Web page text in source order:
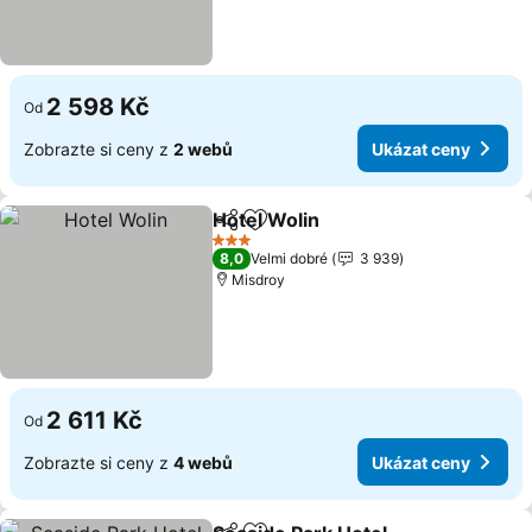
Od 2 598 Kč
Zobrazte si ceny z 2 webů Ukázat ceny
SdíletPřidat na seznam oblíbených
Hotel Wolin
3 Počet hvězdiček
8,0 Velmi dobré
3 939
Misdroy
Od 2 611 Kč
Zobrazte si ceny z 4 webů Ukázat ceny